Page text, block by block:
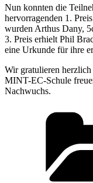
Nun konnten die
hervorragenden 1.
wurden Arthus Dany,
3. Preis erhielt Phil
eine Urkunde für ihre
Wir gratulieren
MINT-EC-Schule
Nachwuchs.